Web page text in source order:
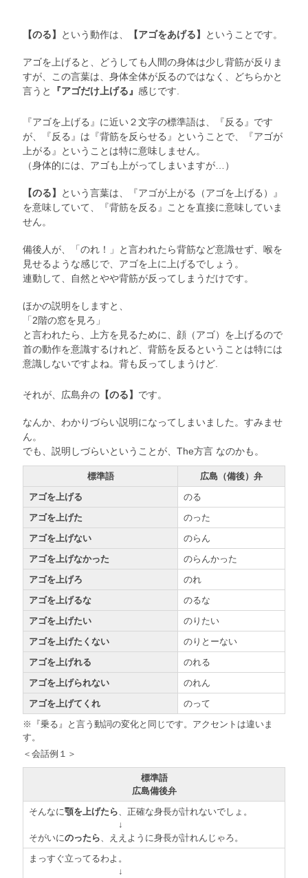
【のる】 という動作は、 【アゴをあげる】 ということです。
アゴを上げると、どうしても人間の身体は少し背筋が反りま
すが、この言葉は、身体全体が反るのではなく、どちらかと
言うと
『アゴだけ上げる』 感じです.
『アゴを上げる』に近い２文字の標準語は、『反る』です
が、『反る』は『背筋を反らせる』ということで、『アゴが
上がる』ということは特に意味しません。
（身体的には、アゴも上がってしまいますが…）
【のる】
という言葉は、『アゴが上がる（アゴを上げる）』
を意味していて、『背筋を反る』ことを直接に意味していま
せん。
備後人が、「のれ！」と言われたら背筋など意識せず、喉を
見せるような感じで、アゴを上に上げるでしょう。
連動して、自然とやや背筋が反ってしまうだけです。
ほかの説明をしますと、
「2階の窓を見ろ」
と言われたら、上方を見るために、顔（アゴ）を上げるので
首の動作を意識するけれど、背筋を反るということは特には
意識しないですよね。背も反ってしまうけど.
それが、広島弁の 【のる】 です。
なんか、わかりづらい説明になってしまいました。すみませ
ん。
でも、説明しづらいということが、The方言 なのかも。
標準語
広島（備後）弁
アゴを上げる
のる
アゴを上げた
のった
アゴを上げない
のらん
アゴを上げなかった
のらんかった
アゴを上げろ
のれ
アゴを上げるな
のるな
アゴを上げたい
のりたい
アゴを上げたくない
のりとーない
アゴを上げれる
のれる
アゴを上げられない
のれん
アゴを上げてくれ
のって
※『乗る』と言う動詞の変化と同じです。アクセントは違いま
す。
＜会話例１＞
標準語
広島備後弁
そんなに顎を上げたら 、正確な身長が計れないでしょ。
↓
そがいにのったら 、ええように身長が計れんじゃろ。
まっすぐ立ってるわよ。
↓